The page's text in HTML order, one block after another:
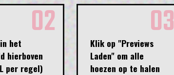
02
het
hierboven
per regel)
03
Klik op "Previews
Laden" om alle
hoezen op te halen